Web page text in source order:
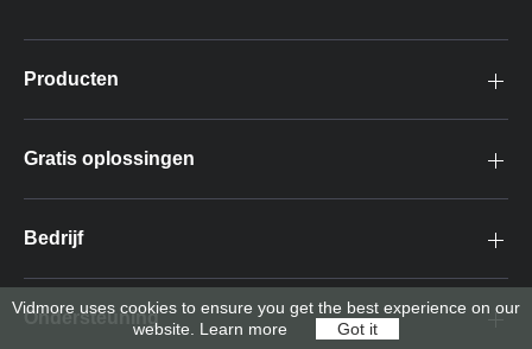
Producten
Gratis oplossingen
Bedrijf
Ondersteuning
Vidmore uses cookies to ensure you get the best experience on our
website. Learn more Got it